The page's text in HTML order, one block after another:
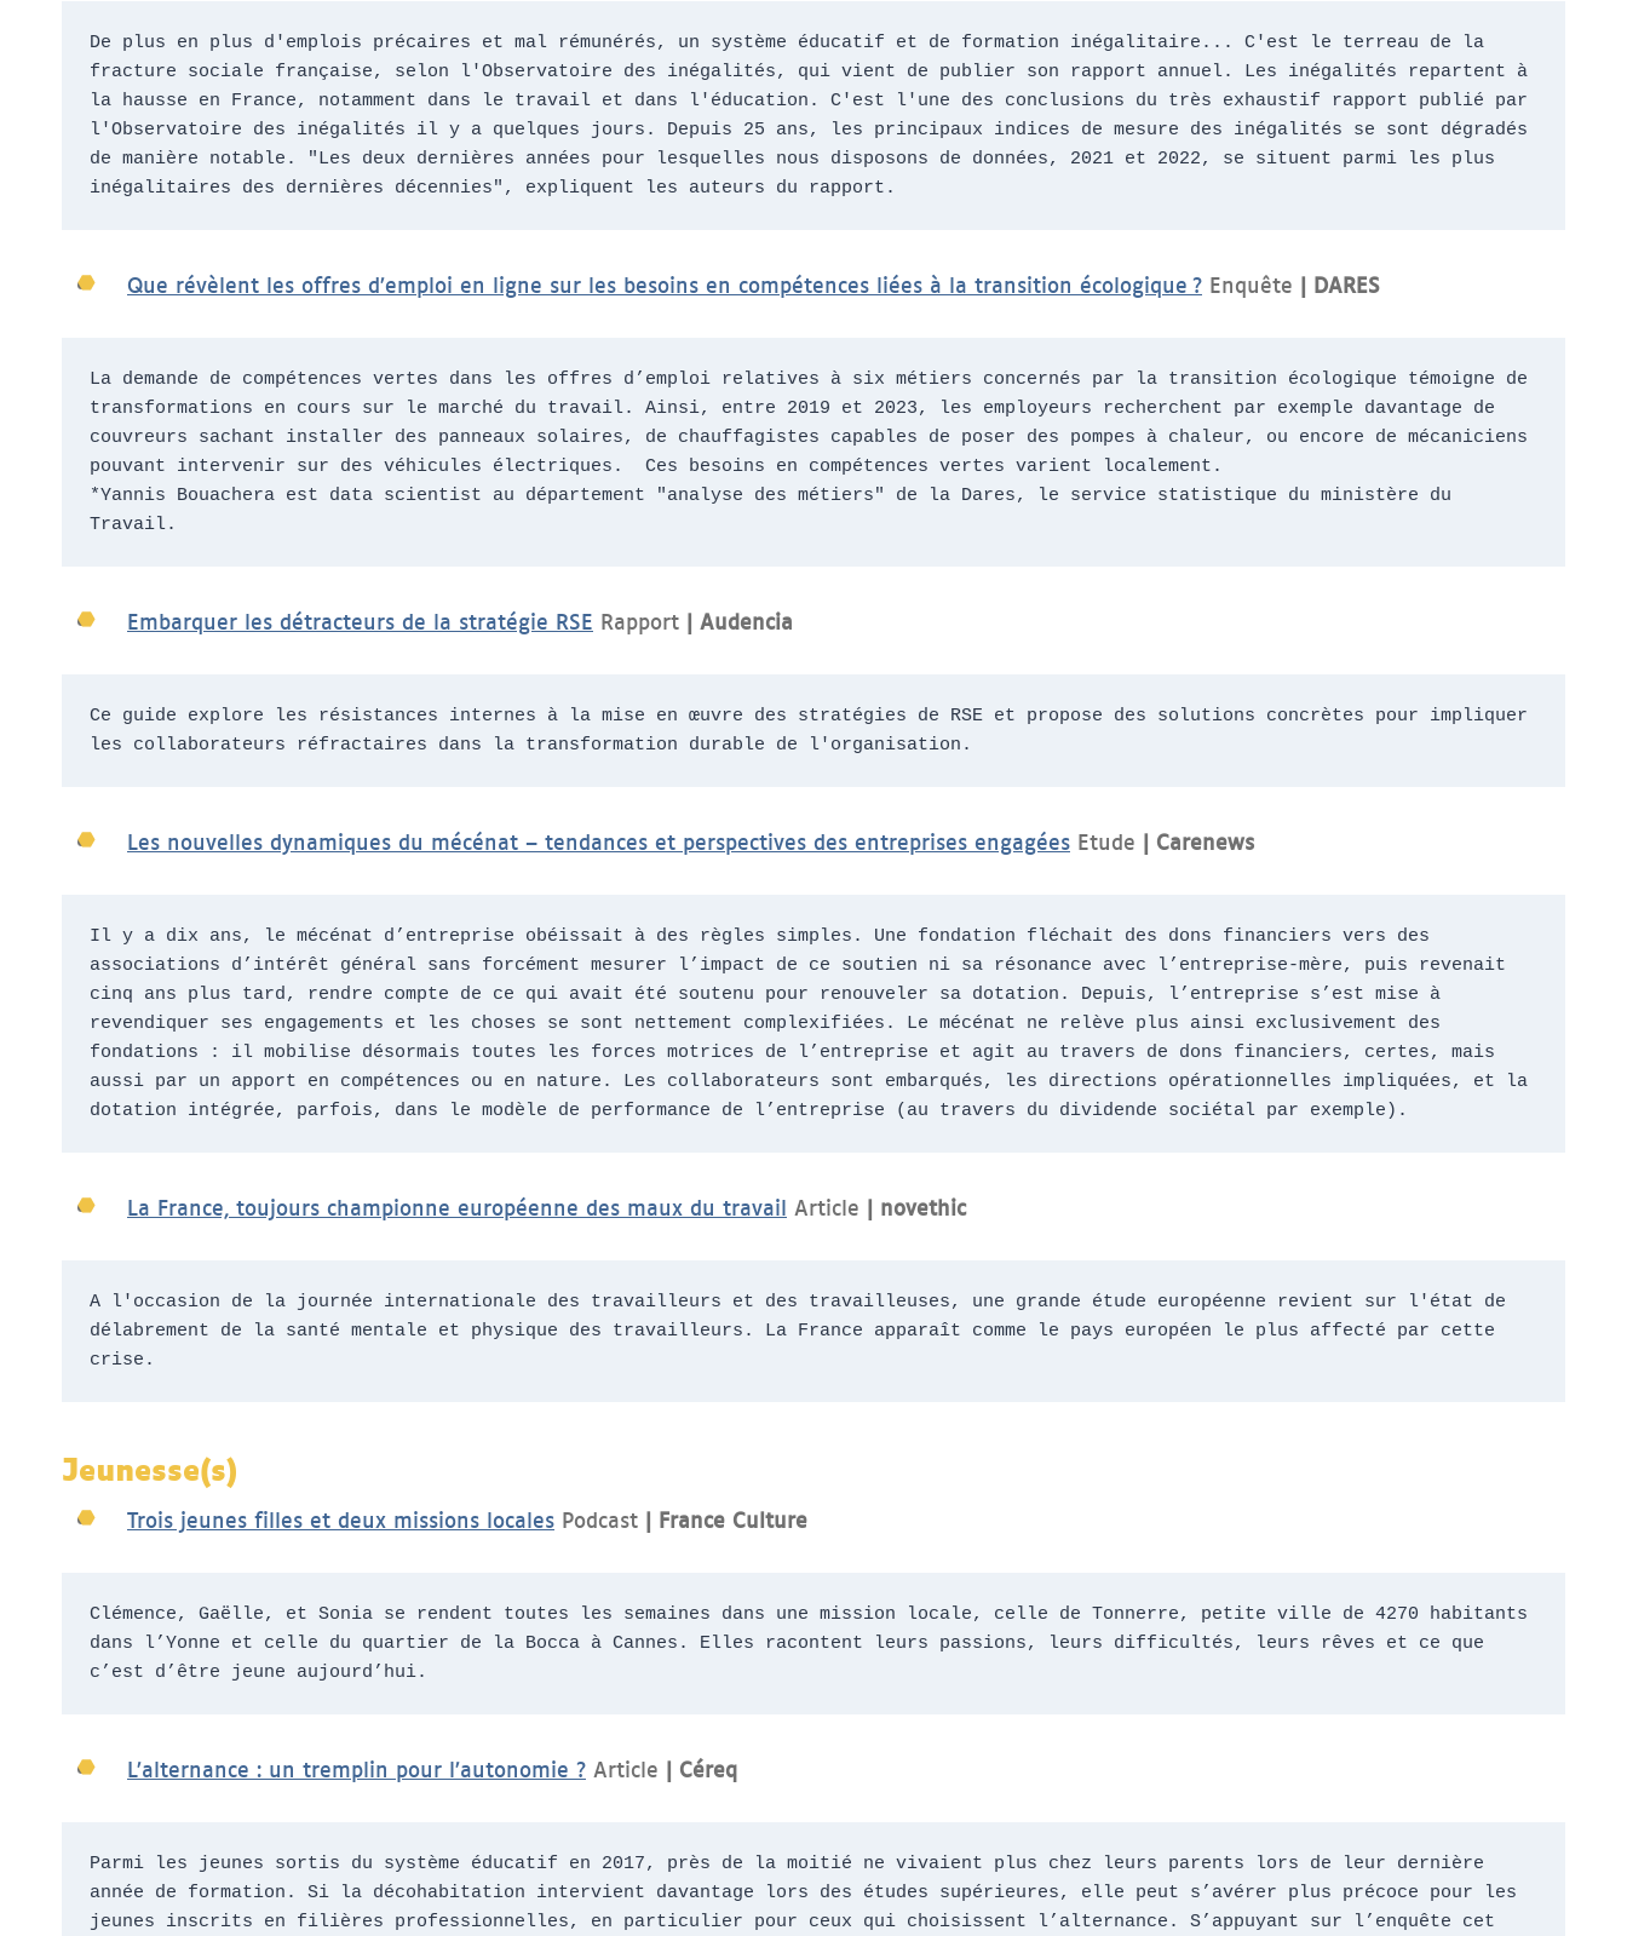
De plus en plus d'emplois précaires et mal rémunérés, un système éducatif et de formation inégalitaire... C'est le terreau de la
fracture sociale française, selon l'Observatoire des inégalités, qui vient de publier son rapport annuel. Les inégalités repartent à
la hausse en France, notamment dans le travail et dans l'éducation. C'est l'une des conclusions du très exhaustif rapport publié par
l'Observatoire des inégalités il y a quelques jours. Depuis 25 ans, les principaux indices de mesure des inégalités se sont dégradés
de manière notable. "Les deux dernières années pour lesquelles nous disposons de données, 2021 et 2022, se situent parmi les plus
inégalitaires des dernières décennies", expliquent les auteurs du rapport.
Que révèlent les offres d’emploi en ligne sur les besoins en compétences liées à la transition écologique ? Enquête | DARES
La demande de compétences vertes dans les offres d’emploi relatives à six métiers concernés par la transition écologique témoigne de
transformations en cours sur le marché du travail. Ainsi, entre 2019 et 2023, les employeurs recherchent par exemple davantage de
couvreurs sachant installer des panneaux solaires, de chauffagistes capables de poser des pompes à chaleur, ou encore de mécaniciens
pouvant intervenir sur des véhicules électriques.  Ces besoins en compétences vertes varient localement.
*Yannis Bouachera est data scientist au département "analyse des métiers" de la Dares, le service statistique du ministère du
Travail.
Embarquer les détracteurs de la stratégie RSE Rapport | Audencia
Ce guide explore les résistances internes à la mise en œuvre des stratégies de RSE et propose des solutions concrètes pour impliquer
les collaborateurs réfractaires dans la transformation durable de l'organisation.
Les nouvelles dynamiques du mécénat – tendances et perspectives des entreprises engagées Etude | Carenews
Il y a dix ans, le mécénat d’entreprise obéissait à des règles simples. Une fondation fléchait des dons financiers vers des
associations d’intérêt général sans forcément mesurer l’impact de ce soutien ni sa résonance avec l’entreprise-mère, puis revenait
cinq ans plus tard, rendre compte de ce qui avait été soutenu pour renouveler sa dotation. Depuis, l’entreprise s’est mise à
revendiquer ses engagements et les choses se sont nettement complexifiées. Le mécénat ne relève plus ainsi exclusivement des
fondations : il mobilise désormais toutes les forces motrices de l’entreprise et agit au travers de dons financiers, certes, mais
aussi par un apport en compétences ou en nature. Les collaborateurs sont embarqués, les directions opérationnelles impliquées, et la
dotation intégrée, parfois, dans le modèle de performance de l’entreprise (au travers du dividende sociétal par exemple).
La France, toujours championne européenne des maux du travail Article | novethic
A l'occasion de la journée internationale des travailleurs et des travailleuses, une grande étude européenne revient sur l'état de
délabrement de la santé mentale et physique des travailleurs. La France apparaît comme le pays européen le plus affecté par cette
crise.
Jeunesse(s)
Trois jeunes filles et deux missions locales Podcast | France Culture
Clémence, Gaëlle, et Sonia se rendent toutes les semaines dans une mission locale, celle de Tonnerre, petite ville de 4270 habitants
dans l’Yonne et celle du quartier de la Bocca à Cannes. Elles racontent leurs passions, leurs difficultés, leurs rêves et ce que
c’est d’être jeune aujourd’hui.
L’alternance : un tremplin pour l’autonomie ? Article | Céreq
Parmi les jeunes sortis du système éducatif en 2017, près de la moitié ne vivaient plus chez leurs parents lors de leur dernière
année de formation. Si la décohabitation intervient davantage lors des études supérieures, elle peut s’avérer plus précoce pour les
jeunes inscrits en filières professionnelles, en particulier pour ceux qui choisissent l’alternance. S’appuyant sur l’enquête cet